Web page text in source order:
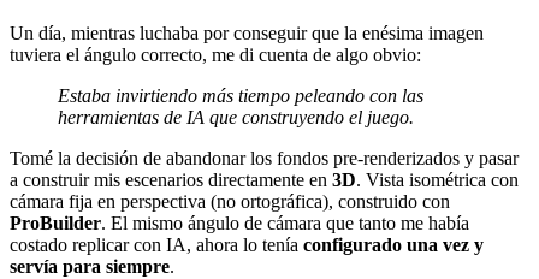
Un día, mientras luchaba por conseguir que la enésima imagen
tuviera el ángulo correcto, me di cuenta de algo obvio:
Estaba invirtiendo más tiempo peleando con las
herramientas de IA que construyendo el juego.
Tomé la decisión de abandonar los fondos pre-renderizados y pasar
a construir mis escenarios directamente en 3D. Vista isométrica con
cámara fija en perspectiva (no ortográfica), construido con
ProBuilder. El mismo ángulo de cámara que tanto me había
costado replicar con IA, ahora lo tenía configurado una vez y
servía para siempre.